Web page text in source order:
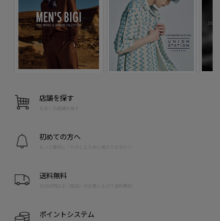
店舗を探す
お近くの店舗を探す
初めての方へ
もっと便利に！たのしむために覚えておきたい
送料無料
10,000円以上（税込）のお買い上げで送料無料
ポイントシステム